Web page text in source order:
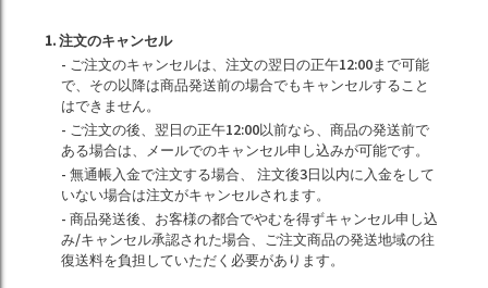
1. 注文のキャンセル
- ご注文のキャンセルは、注文の翌日の正午12:00まで可能
で、その以降は商品発送前の場合でもキャンセルすること
はできません。
- ご注文の後、翌日の正午12:00以前なら、商品の発送前で
ある場合は、メールでのキャンセル申し込みが可能です。
- 無通帳入金で注文する場合、 注文後3日以内に入金をして
いない場合は注文がキャンセルされます。
- 商品発送後、お客様の都合でやむを得ずキャンセル申し込
み/キャンセル承認された場合、ご注文商品の発送地域の往
復送料を負担していただく必要があります。